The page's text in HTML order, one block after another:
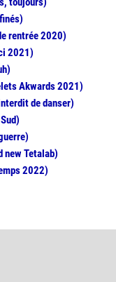
rentrée 2020)
2021)
Akwards 2021)
de danser)
new Tetalab)
2022)